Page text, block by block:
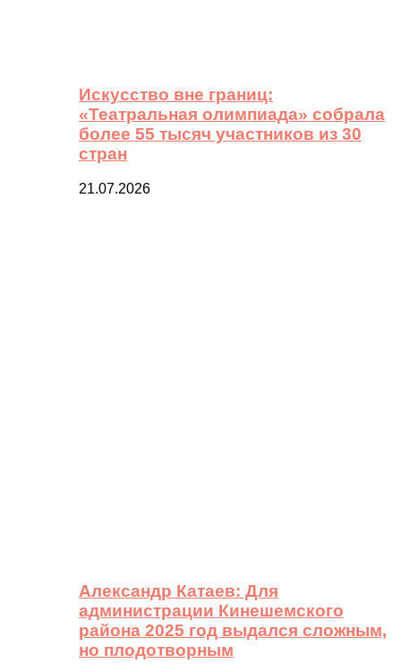
Искусство вне границ:
«Театральная олимпиада» собрала
более 55 тысяч участников из 30
стран
21.07.2026
Александр Катаев: Для
администрации Кинешемского
района 2025 год выдался сложным,
но плодотворным